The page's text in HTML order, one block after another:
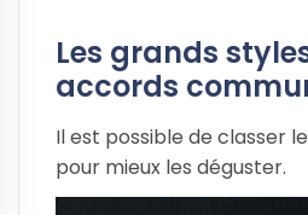
Les grands
accords
Il est possible de classer
pour mieux les déguster.